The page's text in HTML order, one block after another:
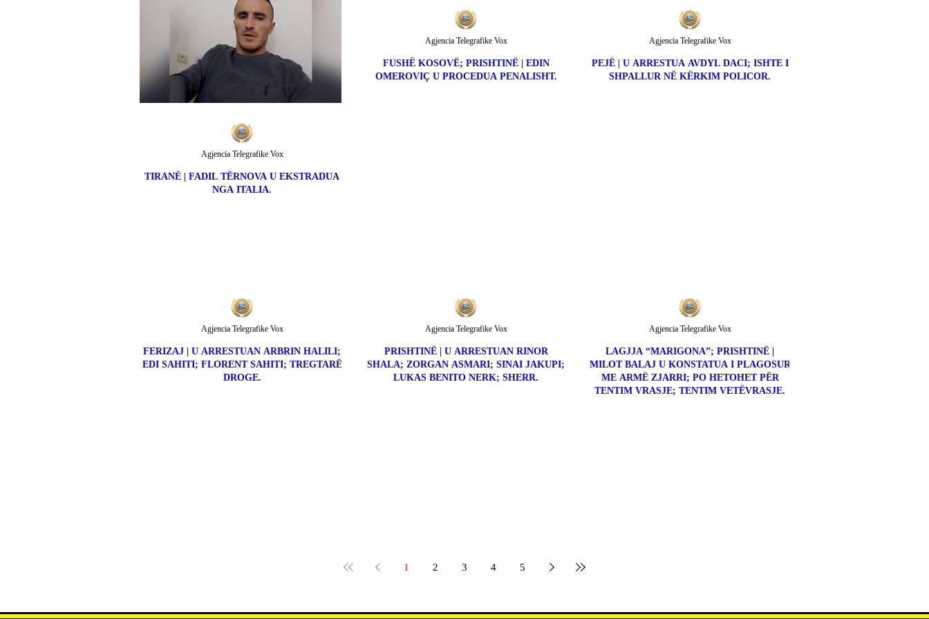
TIRANË | FADIL TËRNOVA U EKSTRADUA
NGA ITALIA.
Agjencia Telegrafike Vox
FUSHË KOSOVË; PRISHTINË | EDIN
OMEROVIÇ U PROCEDUA PENALISHT.
Agjencia Telegrafike Vox
PEJË | U ARRESTUA AVDYL DACI; ISHTE I
SHPALLUR NË KËRKIM POLICOR.
Agjencia Telegrafike Vox
FERIZAJ | U ARRESTUAN ARBRIN HALILI;
EDI SAHITI; FLORENT SAHITI; TREGTARË
DROGE.
Agjencia Telegrafike Vox
PRISHTINË | U ARRESTUAN RINOR
SHALA; ZORGAN ASMARI; SINAI JAKUPI;
LUKAS BENITO NERK; SHERR.
Agjencia Telegrafike Vox
LAGJJA “MARIGONA”; PRISHTINË |
MILOT BALAJ U KONSTATUA I PLAGOSUR
ME ARMË ZJARRI; PO HETOHET PËR
TENTIM VRASJE; TENTIM VETËVRASJE.
Agjencia Telegrafike Vox
1 2 3 4 5